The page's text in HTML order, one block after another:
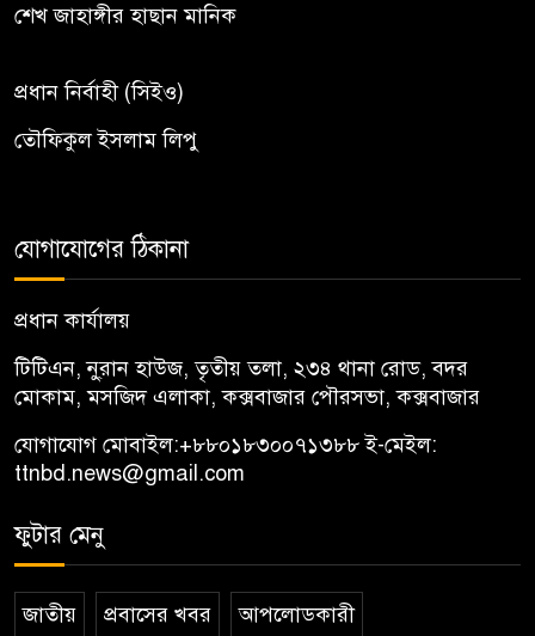
শেখ জাহাঙ্গীর হাছান মানিক
প্রধান নির্বাহী (সিইও)
তৌফিকুল ইসলাম লিপু
যোগাযোগের ঠিকানা
প্রধান কার্যালয়
টিটিএন, নু্রান হাউজ, তৃতীয় তলা, ২৩৪ থানা রোড, বদর
মোকাম, মসজিদ এলাকা, কক্সবাজার পৌরসভা, কক্সবাজার
যোগাযোগ মোবাইল:+৮৮০১৮৩০০৭১৩৮৮ই-মেইল:
ttnbd.news@gmail.com
ফুটার মেনু
জাতীয় প্রবাসের খবর আপলোডকারী